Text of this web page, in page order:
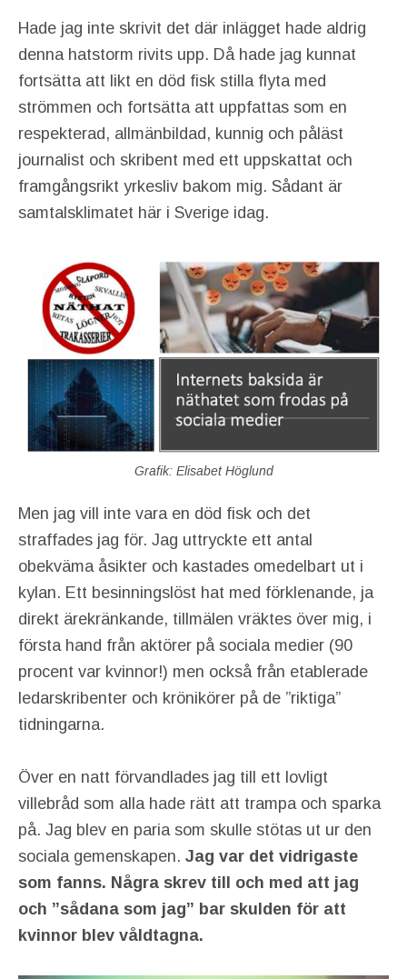
Hade jag inte skrivit det där inlägget hade aldrig
denna hatstorm rivits upp. Då hade jag kunnat
fortsätta att likt en död fisk stilla flyta med
strömmen och fortsätta att uppfattas som en
respekterad, allmänbildad, kunnig och påläst
journalist och skribent med ett uppskattat och
framgångsrikt yrkesliv bakom mig. Sådant är
samtalsklimatet här i Sverige idag.
Grafik: Elisabet Höglund
Men jag vill inte vara en död fisk och det
straffades jag för. Jag uttryckte ett antal
obekväma åsikter och kastades omedelbart ut i
kylan. Ett besinningslöst hat med förklenande, ja
direkt ärekränkande, tillmälen vräktes över mig, i
första hand från aktörer på sociala medier (90
procent var kvinnor!) men också från etablerade
ledarskribenter och krönikörer på de ”riktiga”
tidningarna.
Över en natt förvandlades jag till ett lovligt
villebråd som alla hade rätt att trampa och sparka
på. Jag blev en paria som skulle stötas ut ur den
sociala gemenskapen. Jag var det vidrigaste
som fanns. Några skrev till och med att jag
och ”sådana som jag” bar skulden för att
kvinnor blev våldtagna.